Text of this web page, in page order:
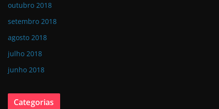
outubro 2018
setembro 2018
agosto 2018
julho 2018
junho 2018
Categorias